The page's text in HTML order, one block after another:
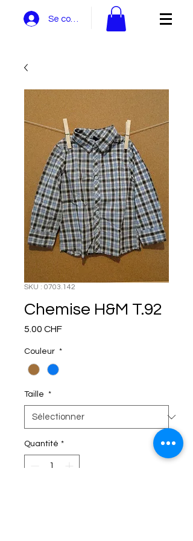
Se connecter
SKU : 0703.142
Chemise H&M T.92
5.00 CHFPrix
Couleur *
Taille *
Quantité *